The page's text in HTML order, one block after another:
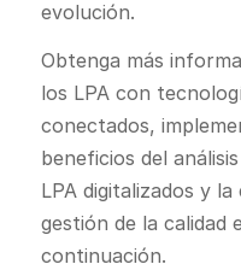
evolución.
Obtenga más
los LPA con
conectados,
beneficios del
LPA digitalizados y
gestión de la calidad
continuación.